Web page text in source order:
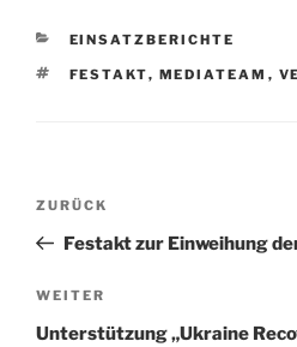
KATEGORIEN
EINSATZBERICHTE
SCHLAGWÖRTER
FESTAKT, MEDIATEAM ,
Beitragsnavigation
Vorheriger
Beitrag
ZURÜCK
Festakt zur Einweihung
Nächster
Beitrag
WEITER
Unterstützung „Ukraine